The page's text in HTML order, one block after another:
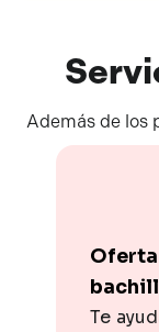
Además de los
Te